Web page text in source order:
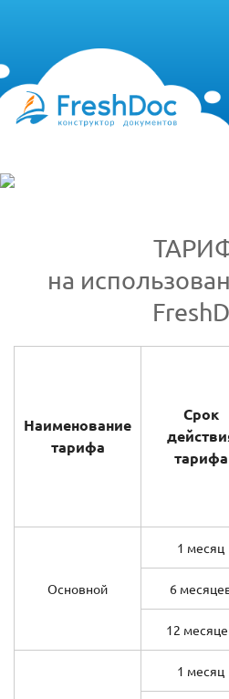
на
Наименование
тарифа
Срок
тарифа
Основной
1 месяц
6
12
1 месяц